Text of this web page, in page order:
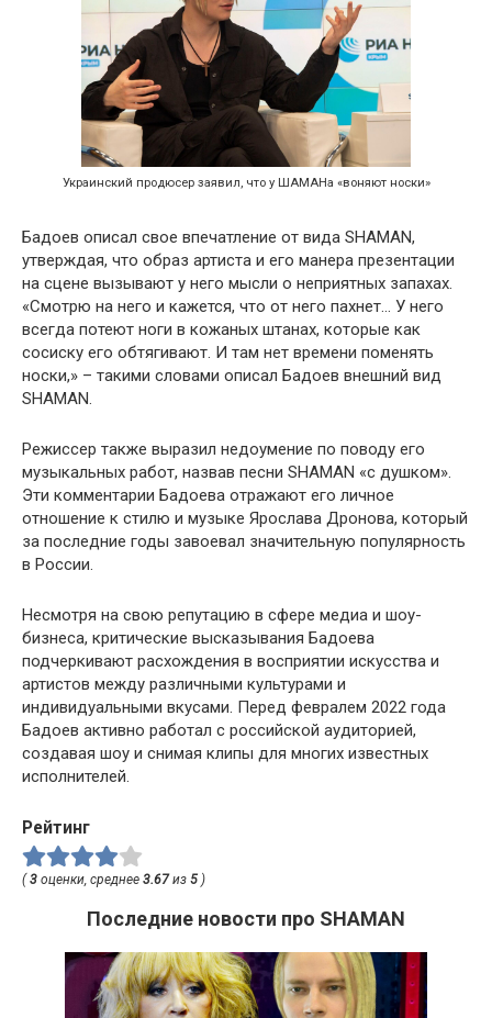
Украинский продюсер заявил, что у ШАМАНа «воняют носки»
Бадоев описал свое впечатление от вида SHAMAN,
утверждая, что образ артиста и его манера презентации
на сцене вызывают у него мысли о неприятных запахах.
«Смотрю на него и кажется, что от него пахнет… У него
всегда потеют ноги в кожаных штанах, которые как
сосиску его обтягивают. И там нет времени поменять
носки,» – такими словами описал Бадоев внешний вид
SHAMAN.
Режиссер также выразил недоумение по поводу его
музыкальных работ, назвав песни SHAMAN «с душком».
Эти комментарии Бадоева отражают его личное
отношение к стилю и музыке Ярослава Дронова, который
за последние годы завоевал значительную популярность
в России.
Несмотря на свою репутацию в сфере медиа и шоу-
бизнеса, критические высказывания Бадоева
подчеркивают расхождения в восприятии искусства и
артистов между различными культурами и
индивидуальными вкусами. Перед февралем 2022 года
Бадоев активно работал с российской аудиторией,
создавая шоу и снимая клипы для многих известных
исполнителей.
Рейтинг
(3 оценки, среднее 3.67из 5 )
Последние новости про SHAMAN